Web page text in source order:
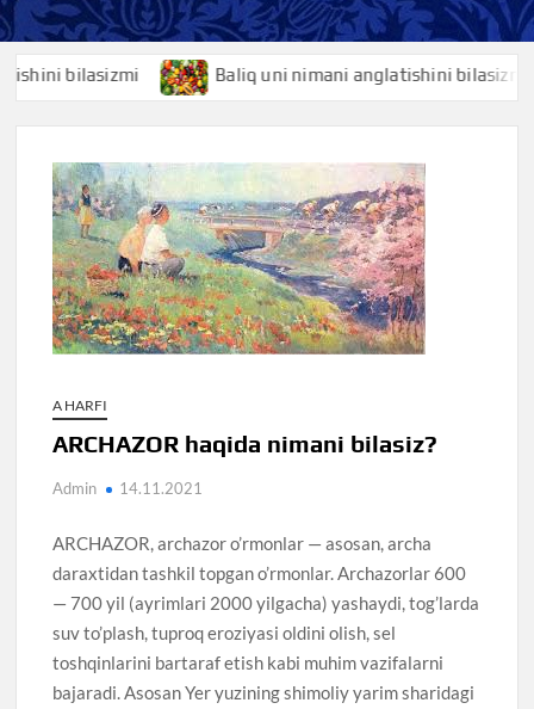
bilasizmi Baliq uni nimani anglatishini bilasizmi
A HARFI
ARCHAZOR haqida nimani bilasiz?
Admin 14.11.2021
ARCHAZOR, archazor o’rmonlar — asosan, archa
daraxtidan tashkil topgan o’rmonlar. Archazorlar 600
— 700 yil (ayrimlari 2000 yilgacha) yashaydi, tog’larda
suv to’plash, tuproq eroziyasi oldini olish, sel
toshqinlarini bartaraf etish kabi muhim vazifalarni
bajaradi. Asosan Yer yuzining shimoliy yarim sharidagi